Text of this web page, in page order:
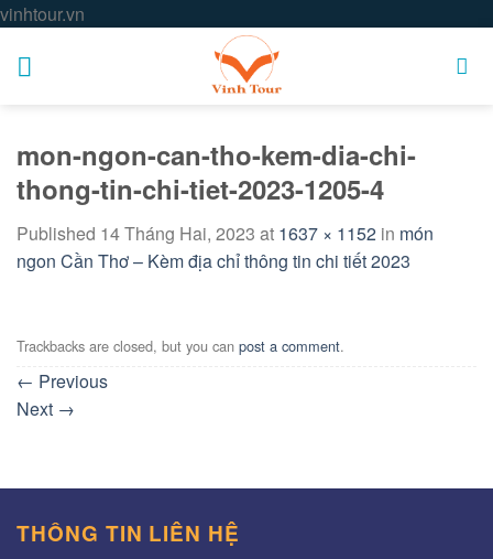
vinhtour.vn
mon-ngon-can-tho-kem-dia-chi-
thong-tin-chi-tiet-2023-1205-4
Published 14 Tháng Hai, 2023 at 1637 × 1152 in món
ngon Cần Thơ – Kèm địa chỉ thông tin chi tiết 2023
Trackbacks are closed, but you can post a comment.
← Previous
Next →
THÔNG TIN LIÊN HỆ